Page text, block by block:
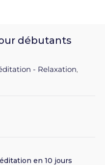
débutants
- Relaxation,
en 10 jours